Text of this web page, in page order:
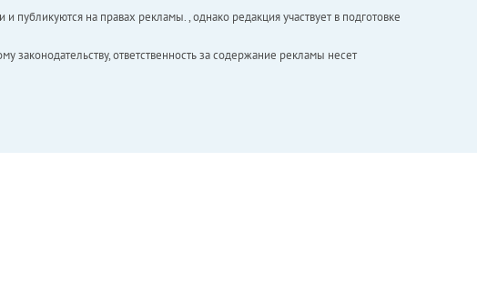
на правах рекламы. , однако редакция участвует в подготовке
законодательству, ответственность за содержание рекламы несет